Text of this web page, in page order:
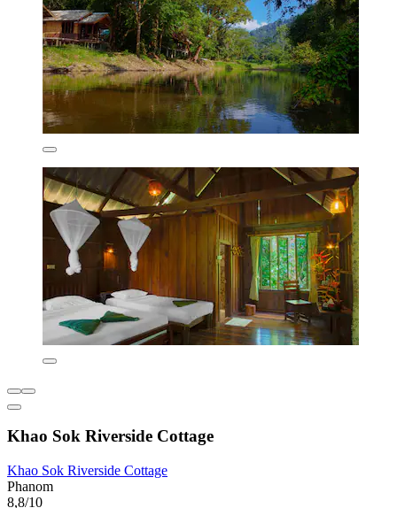
Khao Sok Riverside Cottage
Khao Sok Riverside Cottage
Phanom
8,8/10